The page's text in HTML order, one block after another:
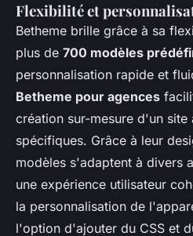
Flexibilité et
Betheme brille grâce à sa
plus de 700 modèles
personnalisation rapide et
Betheme pour agences
création sur-mesure d'un site
spécifiques. Grâce à leur
modèles s'adaptent à divers
une expérience utilisateur
la personnalisation de
l'option d'ajouter du CSS et